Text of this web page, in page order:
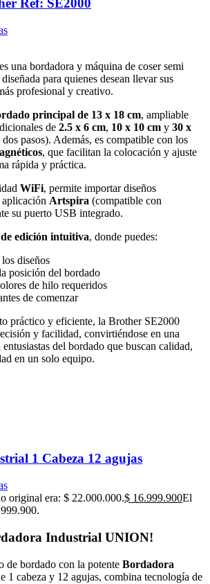
Ref: SE2000
es una bordadora y máquina de coser semi
diseñada para quienes desean llevar sus
profesional y creativo.
principal de 13 x 18 cm, ampliable
de 2.5 x 6 cm, 10 x 10 cm y 30 x
pasos). Además, es compatible con los
, que facilitan la colocación y ajuste
rápida y práctica.
WiFi, permite importar diseños
aplicación Artspira (compatible con
su puerto USB integrado.
edición intuitiva, donde puedes:
diseños
posición del bordado
de hilo requeridos
de comenzar
práctico y eficiente, la Brother SE2000
y facilidad, convirtiéndose en una
del bordado que buscan calidad,
en un solo equipo.
1 Cabeza 12 agujas
original era: $ 22.000.000.$ 16.999.900El
Industrial UNION!
de bordado con la potente Bordadora
1 cabeza y 12 agujas, combina tecnología de